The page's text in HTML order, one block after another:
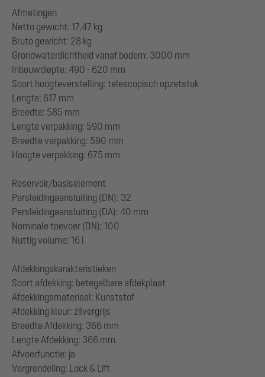
Afmetingen
Netto gewicht: 17,47 kg
Bruto gewicht: 28 kg
Grondwaterdichtheid vanaf bodem: 3000 mm
Inbouwdiepte: 490 - 620 mm
Soort hoogteverstelling: telescopisch opzetstuk
Lengte: 617 mm
Breedte: 585 mm
Lengte verpakking: 590 mm
Breedte verpakking: 590 mm
Hoogte verpakking: 675 mm
Reservoir/basiselement
Persleidingaansluiting (DN): 32
Persleidingaansluiting (DA): 40 mm
Nominale toevoer (DN): 100
Nuttig volume: 16 l
Afdekkingskarakteristieken
Soort afdekking: betegelbare afdekplaat
Afdekkingsmateriaal: Kunststof
Afdekking kleur: zilvergrijs
Breedte Afdekking: 366 mm
Lengte Afdekking: 366 mm
Afvoerfunctie: ja
Vergrendeling: Lock & Lift